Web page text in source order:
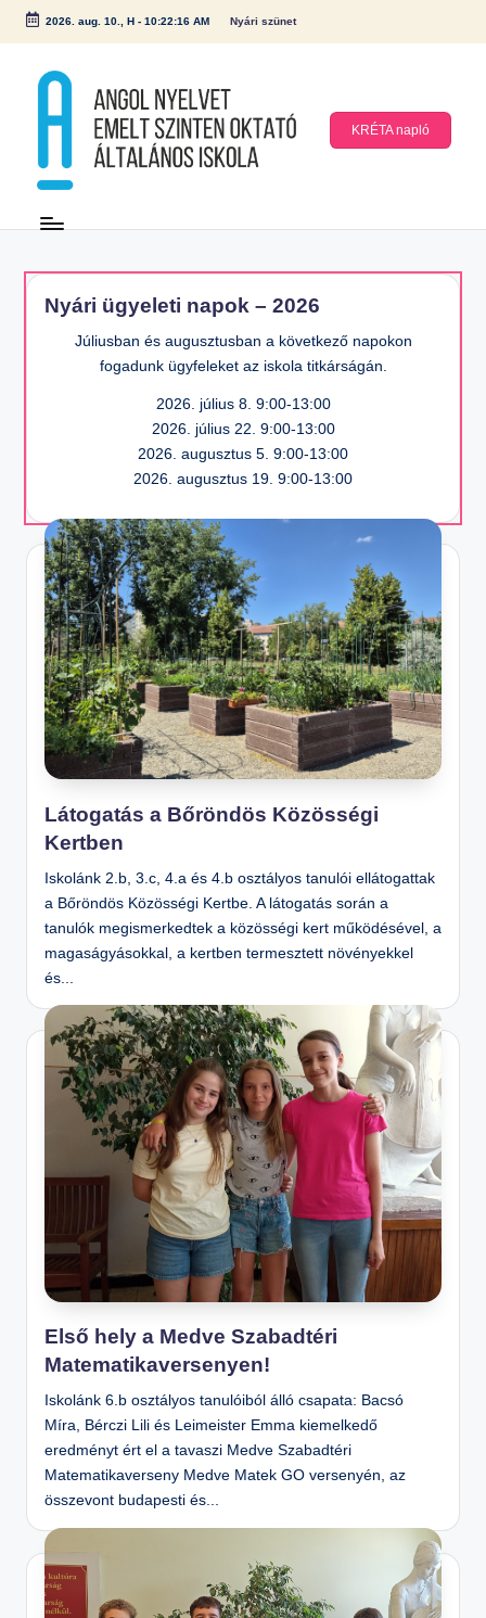
Skip
2026. aug. 10., H- 10:22:17 AM Nyári szünet
n
g
ol
el
S
zi
n
te
n
O
kt
at
ó
Á
lt
al
á
o
a
KRÉTA napló
Nyári ügyeleti napok – 2026
Júliusban és augusztusban a következő napokon
fogadunk ügyfeleket az iskola titkárságán.
2026. július 8. 9:00-13:00
2026. július 22. 9:00-13:00
2026. augusztus 5. 9:00-13:00
2026. augusztus 19. 9:00-13:00
Látogatás a Bőröndös Közösségi
Kertben
Iskolánk 2.b, 3.c, 4.a és 4.b osztályos tanulói ellátogattak
a Bőröndös Közösségi Kertbe. A látogatás során a
tanulók megismerkedtek a közösségi kert működésével, a
magaságyásokkal, a kertben termesztett növényekkel
és...
Első hely a Medve Szabadtéri
Matematikaversenyen!
Iskolánk 6.b osztályos tanulóiból álló csapata: Bacsó
Míra, Bérczi Lili és Leimeister Emma kiemelkedő
eredményt ért el a tavaszi Medve Szabadtéri
Matematikaverseny Medve Matek GO versenyén, az
összevont budapesti és...